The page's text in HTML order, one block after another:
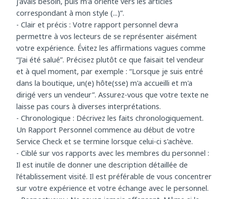
actions concrètes : “Le vendeur m'a interrogé sur ce dont
j'avais besoin, puis m'a orienté vers les articles
correspondant à mon style (...)”.
- Clair et précis : Votre rapport personnel devra
permettre à vos lecteurs de se représenter aisément
votre expérience. Évitez les affirmations vagues comme
“J'ai été salué”. Précisez plutôt ce que faisait tel vendeur
et à quel moment, par exemple : “Lorsque je suis entré
dans la boutique, un(e) hôte(sse) m'a accueilli et m'a
dirigé vers un vendeur”. Assurez-vous que votre texte ne
laisse pas cours à diverses interprétations.
- Chronologique : Décrivez les faits chronologiquement.
Un Rapport Personnel commence au début de votre
Service Check et se termine lorsque celui-ci s'achève.
- Ciblé sur vos rapports avec les membres du personnel :
Il est inutile de donner une description détaillée de
l’établissement visité. Il est préférable de vous concentrer